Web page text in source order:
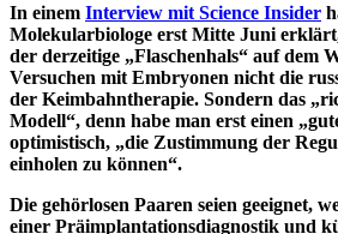
In einem Interview mit Science Insider
Molekularbiologe erst Mitte Juni
der derzeitige „Flaschenhals“ auf dem
Versuchen mit Embryonen nicht die
der Keimbahntherapie. Sondern das
Modell“, denn habe man erst einen
optimistisch, „die Zustimmung der
einholen zu können“.
Die gehörlosen Paaren seien geeignet,
einer Präimplantationsdiagnostik und